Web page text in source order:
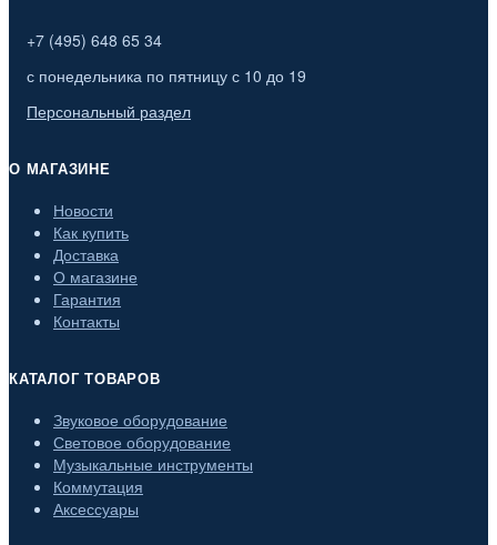
+7 (495) 648 65 34
с понедельника по пятницу с 10 до 19
Персональный раздел
О МАГАЗИНЕ
Новости
Как купить
Доставка
О магазине
Гарантия
Контакты
КАТАЛОГ ТОВАРОВ
Звуковое оборудование
Световое оборудование
Музыкальные инструменты
Коммутация
Аксессуары